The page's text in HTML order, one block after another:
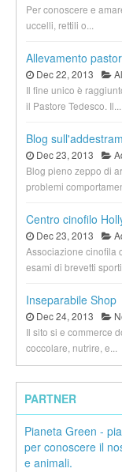
Per conoscere e
uccelli, rettili o...
Allevamento
Dec 22, 2013
Il fine unico è
il Pastore Tedesco. Il...
Blog
Dec 23, 2013
Blog pieno zeppo di
problemi
Centro cinofilo
Dec 23, 2013
Associazione cinofila
esami di brevetti
Inseparabile Shop
Dec 24, 2013
Il sito si e commerce
coccolare, nutrire, e...
PARTNER
Pianeta Green -
per conoscere il
e animali.